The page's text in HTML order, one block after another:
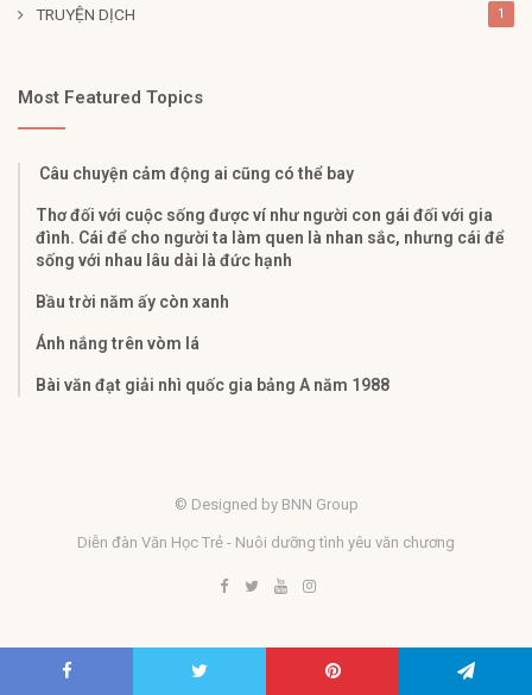
TRUYỆN DỊCH 1
Most Featured Topics
Câu chuyện cảm động ai cũng có thể bay
Thơ đối với cuộc sống được ví như người con gái đối với gia
đình. Cái để cho người ta làm quen là nhan sắc, nhưng cái để
sống với nhau lâu dài là đức hạnh
Bầu trời năm ấy còn xanh
Ánh nắng trên vòm lá
Bài văn đạt giải nhì quốc gia bảng A năm 1988
© Designed by BNN Group
Diễn đàn Văn Học Trẻ - Nuôi dưỡng tình yêu văn chương